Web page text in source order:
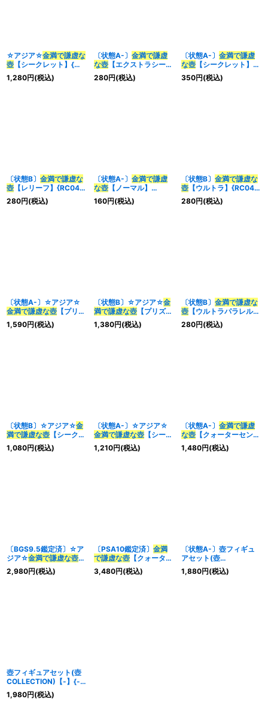
☆アジア☆金満で謙虚な
壺 【シークレット】{ア
ジアBLVO-JP065}《魔
法》
1,280円(税込)
〔状態A-〕 金満で謙虚
な壺【エクストラシーク
レット】{RC04-
JP067}《魔法》
280円(税込)
〔状態A-〕 金満で謙虚
な壺【シークレット】
{BLVO-JP065}《魔
法》
350円(税込)
〔状態B〕 金満で謙虚な
壺 【レリーフ】{RC04-
JP067}《魔法》
280円(税込)
〔状態A-〕 金満で謙虚
な壺【ノーマル】
{TT01-JPC10}《魔法》
160円(税込)
〔状態B〕 金満で謙虚な
壺【ウルトラ】{RC04-
JP067}《魔法》
280円(税込)
〔状態A-〕☆アジア☆
金満で謙虚な壺 【プリズ
マティックシークレッ
ト】{アジアBLVO-
1,590円(税込)
〔状態B〕☆アジア☆金
満で謙虚な壺【プリズマ
ティックシークレット】
{アジアBLVO-JP065}
1,380円(税込)
〔状態B〕 金満で謙虚な
壺【ウルトラパラレル】
{TBC1-JP011}《魔法》
280円(税込)
〔状態B〕☆アジア☆金
満で謙虚な壺 【シークレ
ット】{アジアBLVO-
JP065}《魔法》
1,080円(税込)
〔状態A-〕☆アジア☆
金満で謙虚な壺【シーク
レット】{アジアBLVO-
JP065}《魔法》
1,210円(税込)
〔状態A-〕 金満で謙虚
な壺【クォーターセンチ
ュリーシークレット】
{RC04-JP067}《魔
1,480円(税込)
〔BGS9.5鑑定済〕☆ア
ジア☆金満で謙虚な壺
【プリズマティックシー
クレット】{アジア
2,980円(税込)
〔PSA10鑑定済〕 金満
で謙虚な壺【クォーター
センチュリーシークレッ
ト】{RC04-JP067}
3,480円(税込)
〔状態A-〕壺フィギュ
アセット(壺
COLLECTION)【-】{-}
《その他》
1,880円(税込)
壺フィギュアセット(壺
COLLECTION)【-】{-}
《その他》
1,980円(税込)